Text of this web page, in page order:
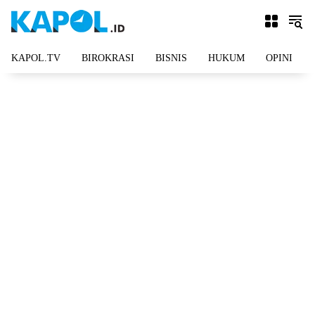
KAPOL.TV BIROKRASI BISNIS HUKUM OPINI